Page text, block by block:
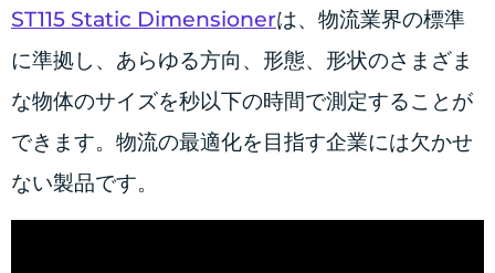
ST115 Static Dimensionerは、物流業界の標準
に準拠し、あらゆる方向、形態、形状のさまざま
な物体のサイズを秒以下の時間で測定することが
できます。物流の最適化を目指す企業には欠かせ
ない製品です。